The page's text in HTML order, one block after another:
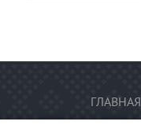
ГЛАВНАЯ